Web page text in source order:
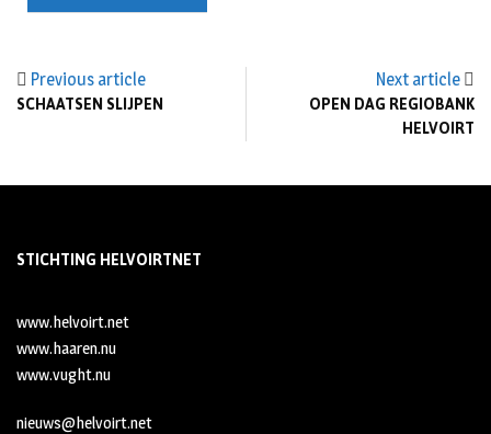
Previous article
SCHAATSEN SLIJPEN
Next article
OPEN DAG REGIOBANK
HELVOIRT
STICHTING HELVOIRTNET
www.helvoirt.net
www.haaren.nu
www.vught.nu
nieuws@helvoirt.net